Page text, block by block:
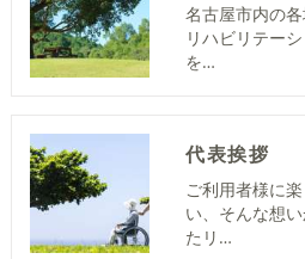
名古屋市内の各
リハビリテー
を…
代表挨拶
ご利用者様に
い、そんな想
たリ…